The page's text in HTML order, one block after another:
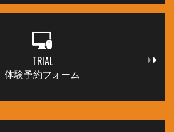
TRIAL
体験予約フォーム